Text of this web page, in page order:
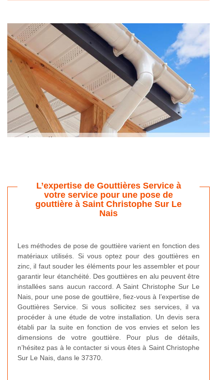
L’expertise de Gouttières Service à
votre service pour une pose de
gouttière à Saint Christophe Sur Le
Nais
Les méthodes de pose de gouttière varient en fonction des
matériaux utilisés. Si vous optez pour des gouttières en
zinc, il faut souder les éléments pour les assembler et pour
garantir leur étanchéité. Des gouttières en alu peuvent être
installées sans aucun raccord. A Saint Christophe Sur Le
Nais, pour une pose de gouttière, fiez-vous à l’expertise de
Gouttières Service. Si vous sollicitez ses services, il va
procéder à une étude de votre installation. Un devis sera
établi par la suite en fonction de vos envies et selon les
dimensions de votre gouttière. Pour plus de détails,
n’hésitez pas à le contacter si vous êtes à Saint Christophe
Sur Le Nais, dans le 37370.